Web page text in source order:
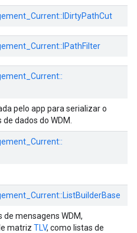
IDirtyPathCut
IPathFilter
pelo app para serializar o
dados do WDM.
ListBuilderBase
mensagens WDM,
matriz TLV, como listas de